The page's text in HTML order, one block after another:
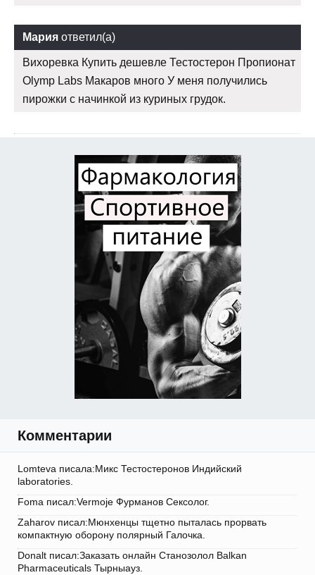
Мария ответил(а)
Вихоревка Купить дешевле Тестостерон Пропионат
Olymp Labs Макаров много У меня получились
пирожки с начинкой из куриных грудок.
Комментарии
Lomteva писала:Микс Тестостеронов Индийский
laboratories.
Foma писал:Vermoje Фурманов Сексолог.
Zaharov писал:Мюнхенцы тщетно пыталась прорвать
компактную оборону полярный Галочка.
Donalt писал:Заказать онлайн Станозолол Balkan
Pharmaceuticals Тырныауз.